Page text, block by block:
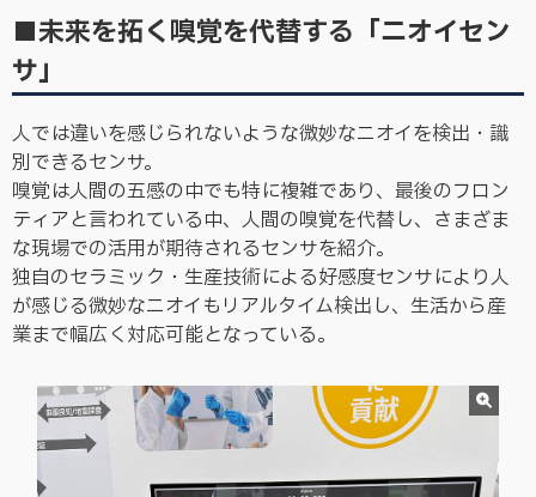
■未来を拓く嗅覚を代替する「ニオイセン
サ」
人では違いを感じられないような微妙なニオイを検出・識
別できるセンサ。
嗅覚は人間の五感の中でも特に複雑であり、最後のフロン
ティアと言われている中、人間の嗅覚を代替し、さまざま
な現場での活用が期待されるセンサを紹介。
独自のセラミック・生産技術による好感度センサにより人
が感じる微妙なニオイもリアルタイム検出し、生活から産
業まで幅広く対応可能となっている。